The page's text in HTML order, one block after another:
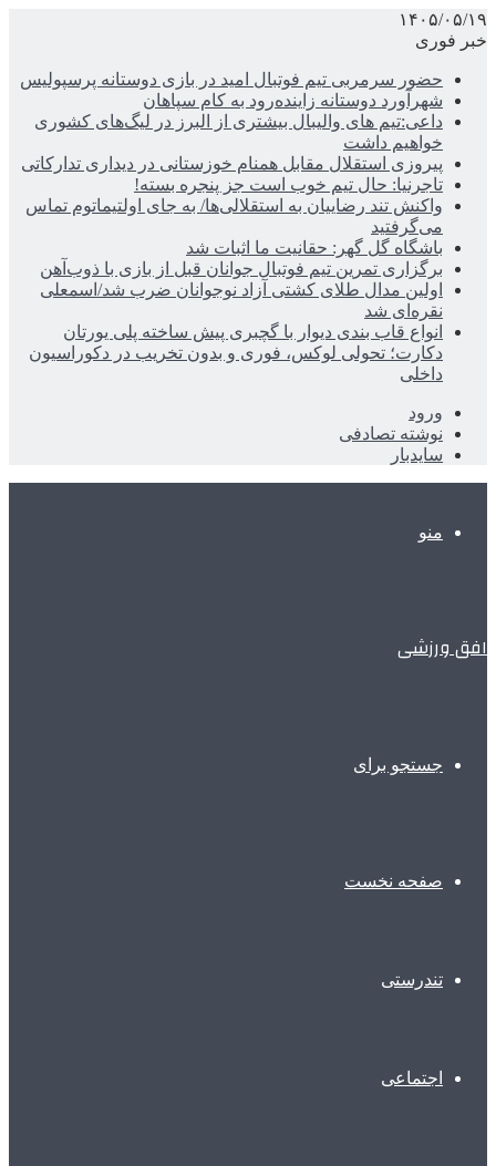
۱۴۰۵/۰۵/۱۹
خبر فوری
حضور سرمربی تیم فوتبال امید در بازی دوستانه پرسپولیس
شهرآورد دوستانه زاینده‌رود به کام سپاهان
داعی:تیم های والیبال بیشتری از البرز در لیگ‌های کشوری
خواهیم داشت
پیروزی استقلال مقابل همنام خوزستانی در دیداری تدارکاتی
تاجرنیا: حال تیم خوب است جز پنجره بسته!
واکنش تند رضاییان به استقلالی‌ها/ به جای اولتیماتوم تماس
می‌گرفتید
باشگاه گل گهر: حقانیت ما اثبات شد
برگزاری تمرین تیم فوتبال جوانان قبل از بازی با ذوب‌آهن
اولین مدال طلای کشتی آزاد نوجوانان ضرب شد/اسمعلی
نقره‌ای شد
انواع قاب بندی دیوار با گچبری پیش ساخته پلی یورتان
دکارت؛ تحولی لوکس، فوری و بدون تخریب در دکوراسیون
داخلی
ورود
نوشته تصادفی
سایدبار
منو
افق ورزشی
جستجو برای
صفحه نخست
تندرستی
اجتماعی